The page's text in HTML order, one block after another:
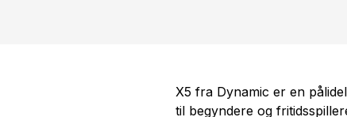
X5 fra Dynamic er en
til begyndere og